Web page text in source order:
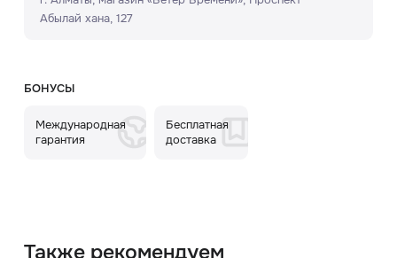
Абылай хана, 127
БОНУСЫ
Международная
гарантия
Бесплатная
доставка
Также рекомендуем